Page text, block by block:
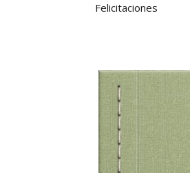
Felicitaciones